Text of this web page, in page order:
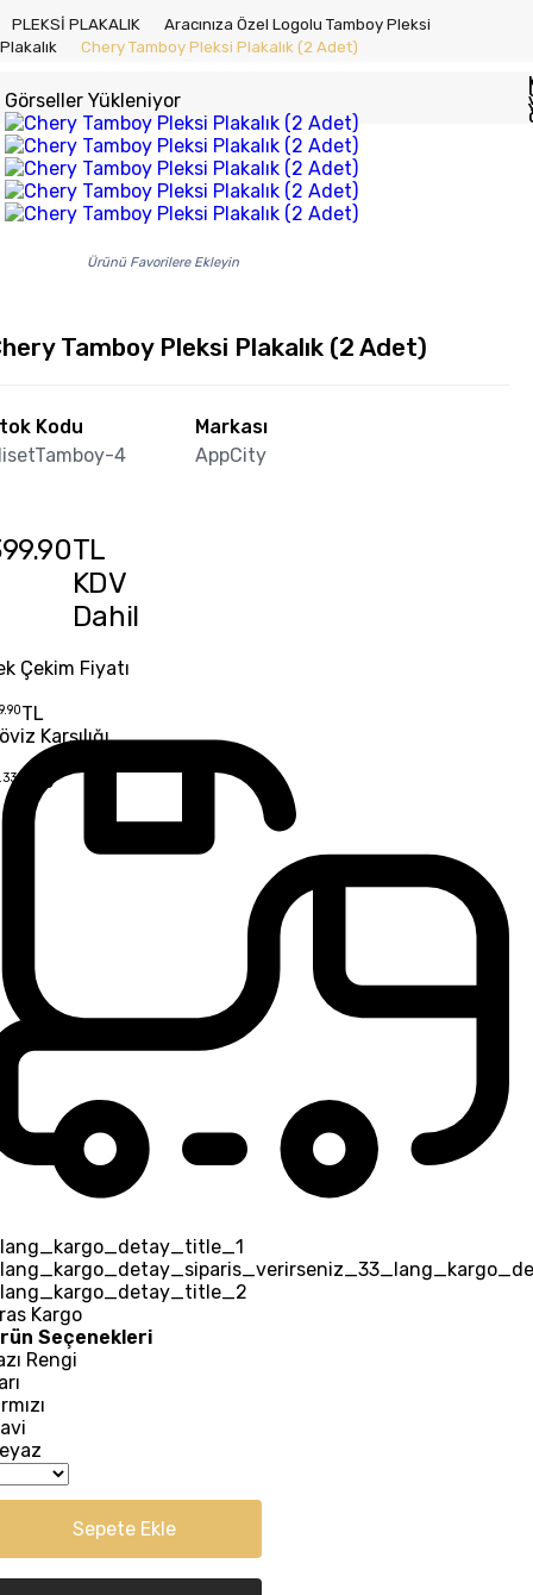
PLEKSİ PLAKALIK
Aracınıza Özel Logolu Tamboy Pleksi
Plakalık
Chery Tamboy Pleksi Plakalık (2 Adet)
Görseller Yükleniyor
Ürünü Favorilere Ekleyin
Tamboy Pleksi Plakalık (2 Adet)
Kodu
4
Markası
AppCity
TL
KDV
Dahil
Çekim Fiyatı
TL
Karşılığı
USD
Kargo
Seçenekleri
Rengi
Sepete Ekle